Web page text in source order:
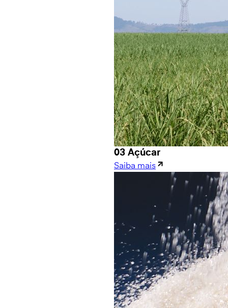
03 Açúcar
Saiba mais